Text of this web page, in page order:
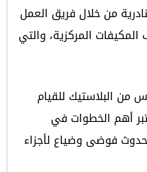
من خلال فريق العمل
المركزية، والتي
من البلاستيك للقيام
أهم الخطوات في
حدوث فوضى وضياع لأجزاء